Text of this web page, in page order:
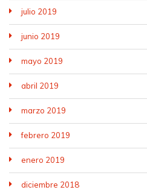
julio 2019
junio 2019
mayo 2019
abril 2019
marzo 2019
febrero 2019
enero 2019
diciembre 2018